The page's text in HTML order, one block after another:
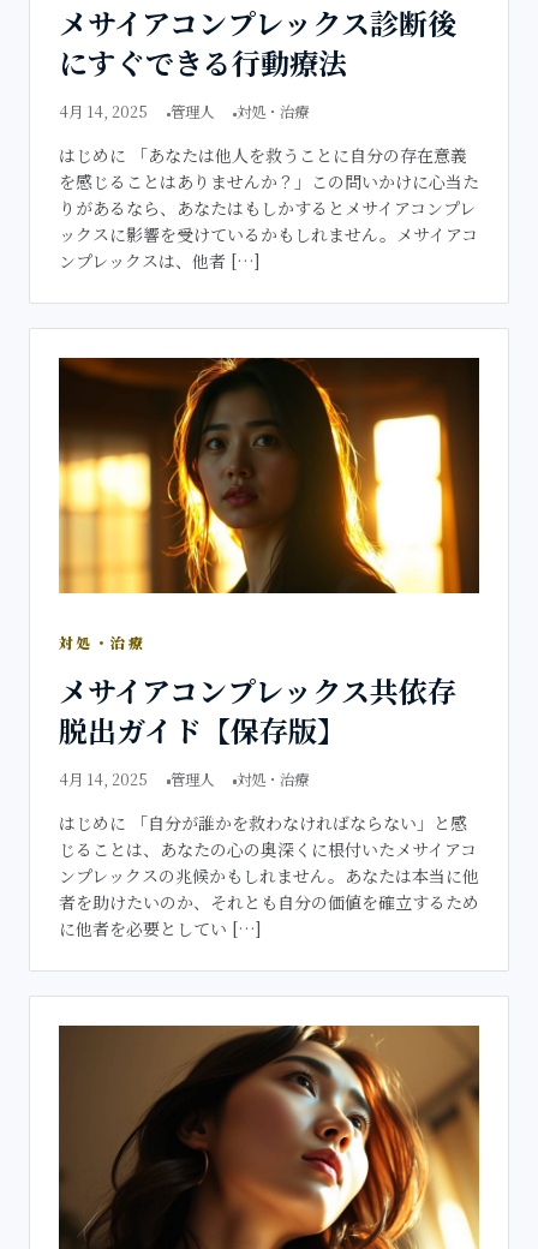
メサイアコンプレックス診断後
にすぐできる行動療法
4月 14, 2025 管理人 対処・治療
はじめに 「あなたは他人を救うことに自分の存在意義
を感じることはありませんか？」この問いかけに心当た
りがあるなら、あなたはもしかするとメサイアコンプレ
ックスに影響を受けているかもしれません。メサイアコ
ンプレックスは、他者 […]
対処・治療
メサイアコンプレックス共依存
脱出ガイド【保存版】
4月 14, 2025 管理人 対処・治療
はじめに 「自分が誰かを救わなければならない」と感
じることは、あなたの心の奥深くに根付いたメサイアコ
ンプレックスの兆候かもしれません。あなたは本当に他
者を助けたいのか、それとも自分の価値を確立するため
に他者を必要としてい […]